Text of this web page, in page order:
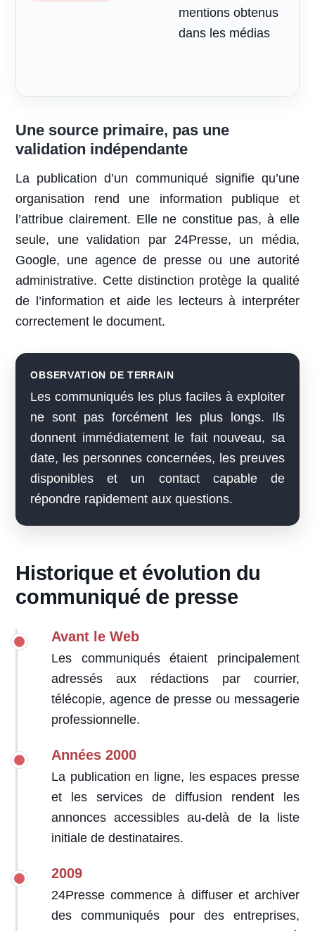
mentions obtenus
dans les médias
Une source primaire, pas une
validation indépendante
La publication d’un communiqué signifie qu’une
organisation rend une information publique et
l’attribue clairement. Elle ne constitue pas, à elle
seule, une validation par 24Presse, un média,
Google, une agence de presse ou une autorité
administrative. Cette distinction protège la qualité
de l’information et aide les lecteurs à interpréter
correctement le document.
OBSERVATION DE TERRAIN
Les communiqués les plus faciles à exploiter
ne sont pas forcément les plus longs. Ils
donnent immédiatement le fait nouveau, sa
date, les personnes concernées, les preuves
disponibles et un contact capable de
répondre rapidement aux questions.
Historique et évolution du
communiqué de presse
Avant le Web
Les communiqués étaient principalement
adressés aux rédactions par courrier,
télécopie, agence de presse ou messagerie
professionnelle.
Années 2000
La publication en ligne, les espaces presse
et les services de diffusion rendent les
annonces accessibles au-delà de la liste
initiale de destinataires.
2009
24Presse commence à diffuser et archiver
des communiqués pour des entreprises,